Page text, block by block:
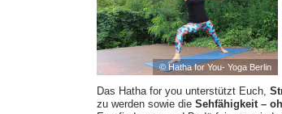
© Hatha for You- Yoga Berlin
Das Hatha for you unterstützt Euch,
zu werden sowie die Sehfähigkeit –